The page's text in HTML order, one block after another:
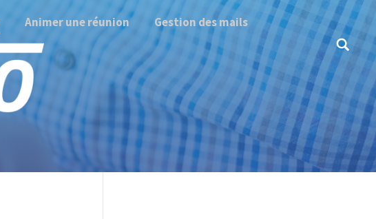
Animer une réunion Gestion des mails
Search: